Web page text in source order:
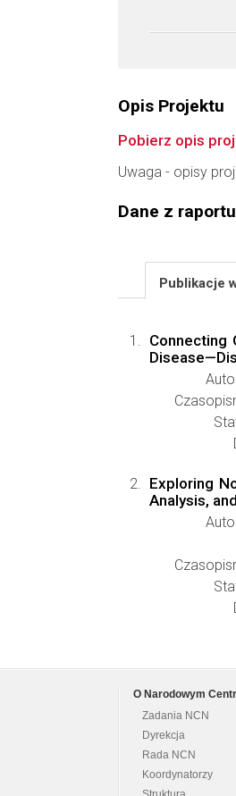
Opis Projektu
Pobierz opis
Uwaga - opisy
Dane z
Publikacje
Connecting
Exploring
Analysis,
O Narodowym
Zadania NCN
Dyrekcja
Rada NCN
Koordynatorzy